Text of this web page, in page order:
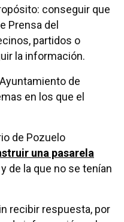
conseguir que
Prensa del
partidos o
la información.
de
en los que el
de Pozuelo
una pasarela
y de la que no se tenían
recibir respuesta, por